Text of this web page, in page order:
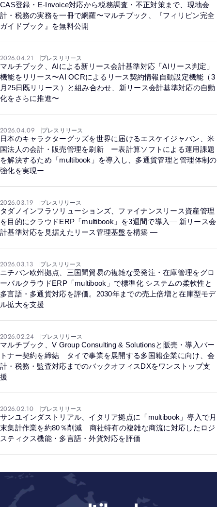
CAS登録・E-Invoice対応から税務調査・不正対策まで、現地会
計・税務の実務を一冊で網羅〜マルチブック、『フィリピン完全
ガイドブック』を無料公開
2026.04.21 プレスリリース
マルチブック、AIによる新リース会計基準対応「AIリース判定」
機能をリリース〜AI OCRによるリース契約情報自動設定機能（3
月25日既リリース）と組み合わせ、新リース会計基準対応の自動
化をさらに推進〜
2026.04.09 プレスリリース
日本のキャラクターグッズを世界に届けるエスケイジャパン、米
国法人の会計・販売管理を刷新 ー表計算ソフトによる運用課題
を解決するため「multibook」を導入し、多通貨管理と管理体制の
強化を実現ー
2026.03.19 プレスリリース
タダノインフラソリューションズ、ファイナンスリース資産管理
を目的にクラウドERP「multibook」を3週間で導入― 新リース会
計基準対応を見据えたリース管理基盤を構築 ―
2026.03.13 プレスリリース
ニチバン欧州拠点、三国間貿易の複雑な受発注・在庫管理をグロ
ーバルクラウドERP「multibook」で標準化 システムの柔軟性と
多言語・多通貨対応を評価。2030年までの売上倍増と在庫型モデ
ル拡大を支援
2026.02.24 プレスリリース
マルチブック、V Group Consulting & Solutionsと販売・導入パー
トナー契約を締結 タイで事業を展開する多国籍企業に向け、会
計・税務・監査対応までのバックオフィスDXをワンストップ支
援
2026.02.10 プレスリリース
サンユインダストリアル、イタリア拠点に「multibook」導入で月
末集計作業を約80％削減 商社特有の複雑な商流に対応したロジ
スティクス機能・多言語・外貨対応を評価